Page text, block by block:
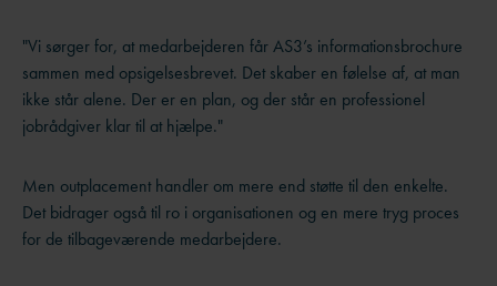
"Vi sørger for, at medarbejderen får AS3’s informationsbrochure
sammen med opsigelsesbrevet. Det skaber en følelse af, at man
ikke står alene. Der er en plan, og der står en professionel
jobrådgiver klar til at hjælpe."
Men outplacement handler om mere end støtte til den enkelte.
Det bidrager også til ro i organisationen og en mere tryg proces
for de tilbageværende medarbejdere.